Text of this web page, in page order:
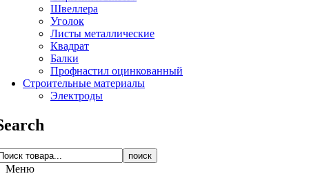
Швеллера
Уголок
Листы металлические
Квадрат
Балки
Профнастил оцинкованный
Строительные материалы
Электроды
поиск
Меню